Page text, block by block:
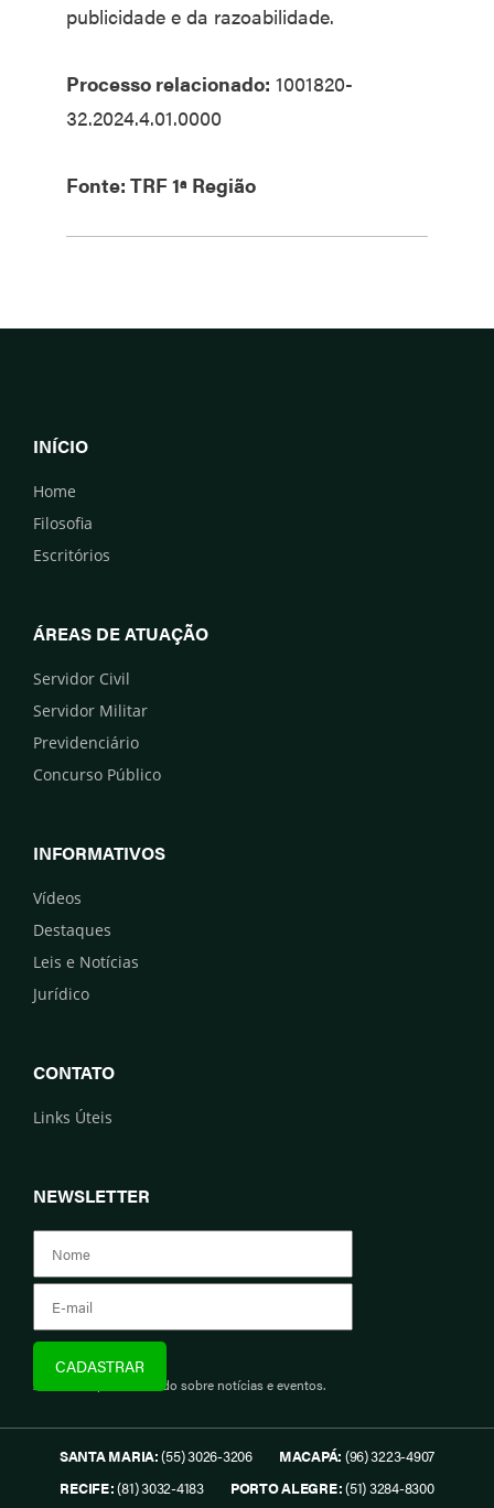
publicidade e da razoabilidade.
Processo relacionado: 1001820-
32.2024.4.01.0000
Fonte: TRF 1ª Região
INÍCIO
Home
Filosofia
Escritórios
ÁREAS DE ATUAÇÃO
Servidor Civil
Servidor Militar
Previdenciário
Concurso Público
INFORMATIVOS
Vídeos
Destaques
Leis e Notícias
Jurídico
CONTATO
Links Úteis
NEWSLETTER
Assine e fique informado sobre notícias e eventos.
SANTA MARIA:(55) 3026-3206 MACAPÁ: (96) 3223-4907
RECIFE:(81) 3032-4183 PORTO ALEGRE:(51) 3284-8300